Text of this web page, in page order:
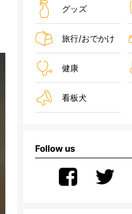
グッズ
旅行/おでかけ
健康
看板犬
Follow us